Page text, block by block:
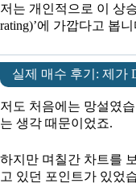
저는 개인적으로 이 상
rating)’에 가깝다고 봅니
실제 매수 후기: 제가
저도 처음에는 망설였
는 생각 때문이었죠.
하지만 며칠간 차트를
고 있던 포인트가 있었